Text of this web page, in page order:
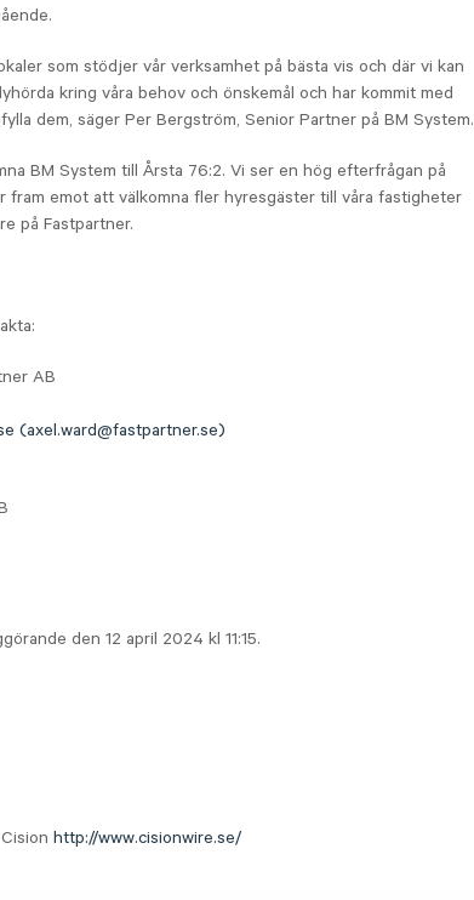
som stödjer vår verksamhet på bästa vis och där vi kan
kring våra behov och önskemål och har kommit med
dem, säger Per Bergström, Senior Partner på BM System.
BM System till Årsta 76:2. Vi ser en hög efterfrågan på
fram emot att välkomna fler hyresgäster till våra fastigheter
på Fastpartner.
AB
(axel.ward@fastpartner.se)
den 12 april 2024 kl 11:15.
http://www.cisionwire.se/